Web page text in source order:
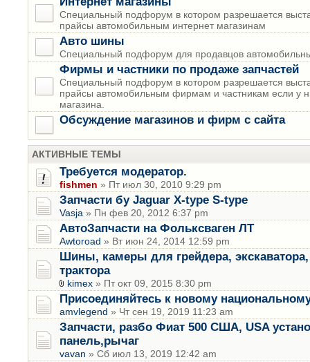
Специальный подфорум в котором разрешается
прайсы автомобильным интернет магазинам
Авто шины
Специальный подфорум для продавцов
Фирмы и частники по продаже запчастей
Специальный подфорум в котором разрешается
прайсы автомобильным фирмам и частникам если у
магазина.
Обсуждение магазинов и фирм с сайта
АКТИВНЫЕ ТЕМЫ
Требуется модератор.
fishmen » Пт июл 30, 2010 9:29 pm
Запчасти бу Jaguar X-type S-type
Vasja » Пн фев 20, 2012 6:37 pm
АвтоЗапчасти на Фольксваген ЛТ
Awtoroad » Вт июн 24, 2014 12:59 pm
Шины, камеры для грейдера, экскаватора,
трактора
kimex » Пт окт 09, 2015 8:30 pm
Присоединяйтесь к новому
amvlegend » Чт сен 19, 2019 11:23 am
Запчасти, разбо Фиат 500 США, USA
панель,рычаг
vavan » Сб июл 13, 2019 12:42 am